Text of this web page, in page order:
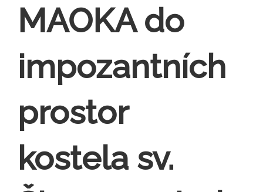
MAOKA do
impozantních
prostor
kostela sv.